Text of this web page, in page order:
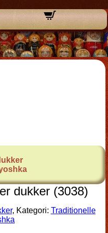
dukker (3038)
, Kategori: Traditionelle